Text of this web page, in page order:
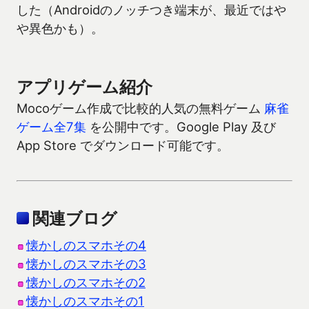
した（Androidのノッチつき端末が、最近ではや
や異色かも）。
アプリゲーム紹介
Mocoゲーム作成で比較的人気の無料ゲーム 麻雀
ゲーム全7集 を公開中です。Google Play 及び
App Store でダウンロード可能です。
関連ブログ
懐かしのスマホその4
懐かしのスマホその3
懐かしのスマホその2
懐かしのスマホその1